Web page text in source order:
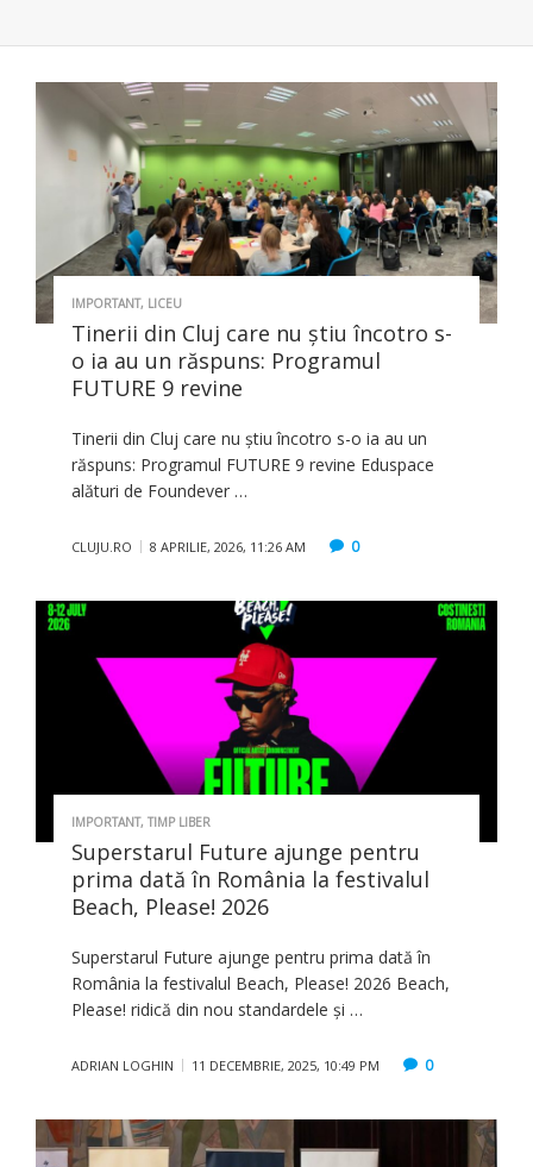
IMPORTANT, LICEU
Tinerii din Cluj care nu știu încotro s-
o ia au un răspuns: Programul
FUTURE 9 revine
Tinerii din Cluj care nu știu încotro s-o ia au un
răspuns: Programul FUTURE 9 revine Eduspace
alături de Foundever …
CLUJU.RO 8 APRILIE, 2026, 11:26 AM 0
IMPORTANT, TIMP LIBER
Superstarul Future ajunge pentru
prima dată în România la festivalul
Beach, Please! 2026
Superstarul Future ajunge pentru prima dată în
România la festivalul Beach, Please! 2026 Beach,
Please! ridică din nou standardele și …
ADRIAN LOGHIN 11 DECEMBRIE, 2025, 10:49 PM 0